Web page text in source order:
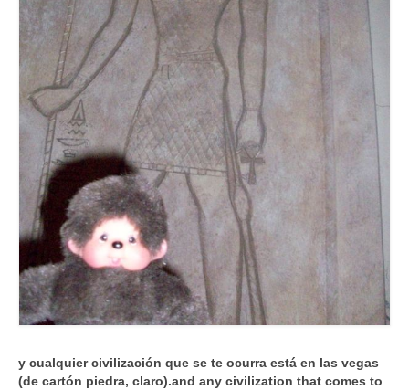
y cualquier civilización que se te ocurra está en las vegas
(de cartón piedra, claro).and any civilization that comes to